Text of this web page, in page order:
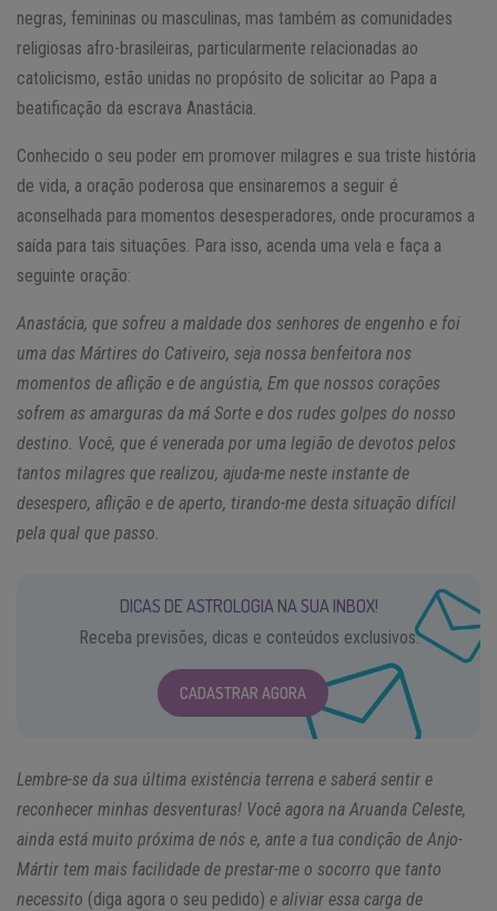
negras, femininas ou masculinas, mas também as comunidades
religiosas afro-brasileiras, particularmente relacionadas ao
catolicismo, estão unidas no propósito de solicitar ao Papa a
beatificação da escrava Anastácia.
Conhecido o seu poder em promover milagres e sua triste história
de vida, a oração poderosa que ensinaremos a seguir é
aconselhada para momentos desesperadores, onde procuramos a
saída para tais situações. Para isso, acenda uma vela e faça a
seguinte oração:
Anastácia, que sofreu a maldade dos senhores de engenho e foi
uma das Mártires do Cativeiro, seja nossa benfeitora nos
momentos de aflição e de angústia, Em que nossos corações
sofrem as amarguras da má Sorte e dos rudes golpes do nosso
destino. Você, que é venerada por uma legião de devotos pelos
tantos milagres que realizou, ajuda-me neste instante de
desespero, aflição e de aperto, tirando-me desta situação difícil
pela qual que passo.
DICAS DE ASTROLOGIA NA SUA INBOX!
Receba previsões, dicas e conteúdos exclusivos.
CADASTRAR AGORA
Lembre-se da sua última existência terrena e saberá sentir e
reconhecer minhas desventuras! Você agora na Aruanda Celeste,
ainda está muito próxima de nós e, ante a tua condição de Anjo-
Mártir tem mais facilidade de prestar-me o socorro que tanto
necessito (diga agora o seu pedido) e aliviar essa carga de